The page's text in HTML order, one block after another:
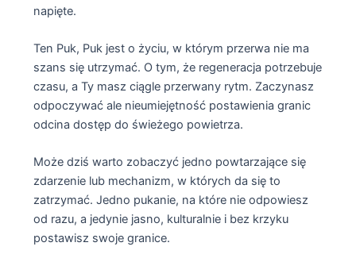
napięte.
Ten Puk, Puk jest o życiu, w którym przerwa nie ma
szans się utrzymać. O tym, że regeneracja potrzebuje
czasu, a Ty masz ciągle przerwany rytm. Zaczynasz
odpoczywać ale nieumiejętność postawienia granic
odcina dostęp do świeżego powietrza.
Może dziś warto zobaczyć jedno powtarzające się
zdarzenie lub mechanizm, w których da się to
zatrzymać. Jedno pukanie, na które nie odpowiesz
od razu, a jedynie jasno, kulturalnie i bez krzyku
postawisz swoje granice.